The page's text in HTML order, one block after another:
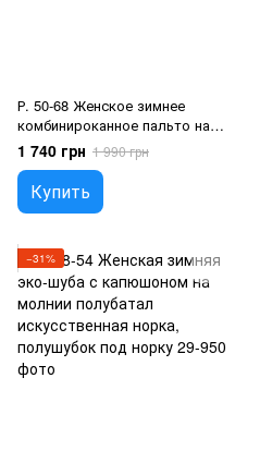
Р. 50-68 Женское зимнее
комбинироканное пальто на
синтепоне батал длинное
Молочный, 58/60
1 740 грн 1 990 грн
Купить
−31%